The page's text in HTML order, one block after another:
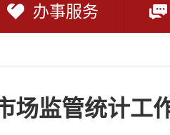
办事服务
场监管统计工